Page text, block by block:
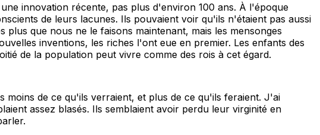
innovation récente, pas plus d'environ 100 ans. À l'époque
de leurs lacunes. Ils pouvaient voir qu'ils n'étaient pas aussi
que nous ne le faisons maintenant, mais les mensonges
inventions, les riches l'ont eue en premier. Les enfants des
de la population peut vivre comme des rois à cet égard.
moins de ce qu'ils verraient, et plus de ce qu'ils feraient. J'ai
assez blasés. Ils semblaient avoir perdu leur virginité en